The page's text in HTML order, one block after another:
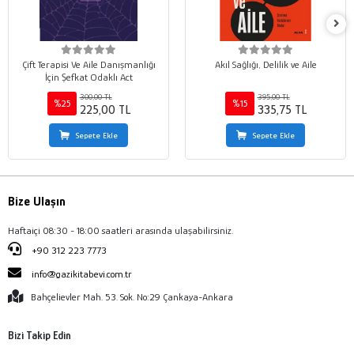
Çift Terapisi Ve Aile Danışmanlığı
İçin Şefkat Odaklı Act
%25
300,00 TL
225,00 TL
Sepete Ekle
Akıl Sağlığı, Delilik ve Aile
%15
395,00 TL
335,75 TL
Sepete Ekle
Bize Ulaşın
Haftaiçi 08:30 - 18:00 saatleri arasında ulaşabilirsiniz.
+90 312 223 7773
info@gazikitabevi.com.tr
Bahçelievler Mah. 53. Sok. No:29 Çankaya-Ankara
Bizi Takip Edin